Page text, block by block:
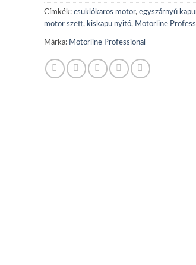
Címkék: csuklókaros motor, egyszárnyú
motor szett, kiskapu nyitó, Motorline
Márka: Motorline Professional